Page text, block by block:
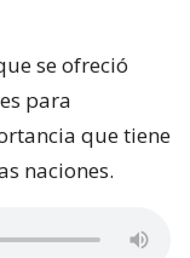
se ofreció
para
que tiene
naciones.